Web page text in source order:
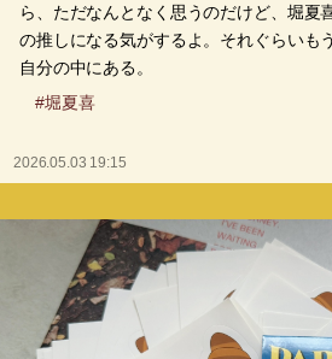
ら、ただなんとなく思うのだけど、堀夏
の推しになる気がするよ。それぐらいも
自分の中にある。
#堀夏喜
2026.05.03 19:15